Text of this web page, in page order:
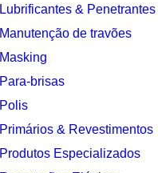
Lubrificantes & Penetrantes
Manutenção de travões
Masking
Para-brisas
Polis
Primários & Revestimentos
Produtos Especializados